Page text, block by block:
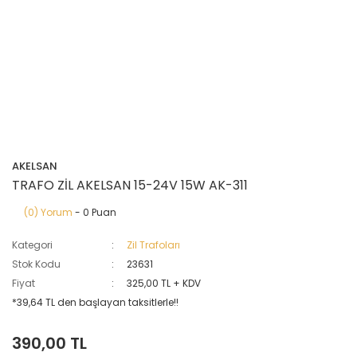
AKELSAN
TRAFO ZİL AKELSAN 15-24V 15W AK-311
(0) Yorum - 0 Puan
Kategori
Zil Trafoları
Stok Kodu
23631
Fiyat
325,00 TL + KDV
*39,64 TL den başlayan taksitlerle!!
390,00 TL